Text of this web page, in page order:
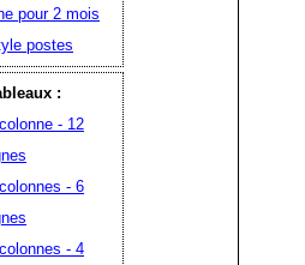
pour 2 mois
postes
:
- 12
- 6
- 4